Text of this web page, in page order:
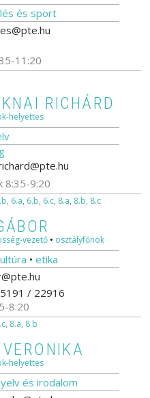
és sport
11:20
RICHÁRD
helyettes
8:35-9:20
, 6.a, 6.b, 6.c, 8.a, 8.b, 8.c
vezető • osztályfőnök
• etika
/ 22916
8:20
, 8.a, 8.b
helyettes
és irodalom